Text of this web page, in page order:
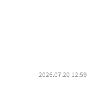
2026.07.20 12:59